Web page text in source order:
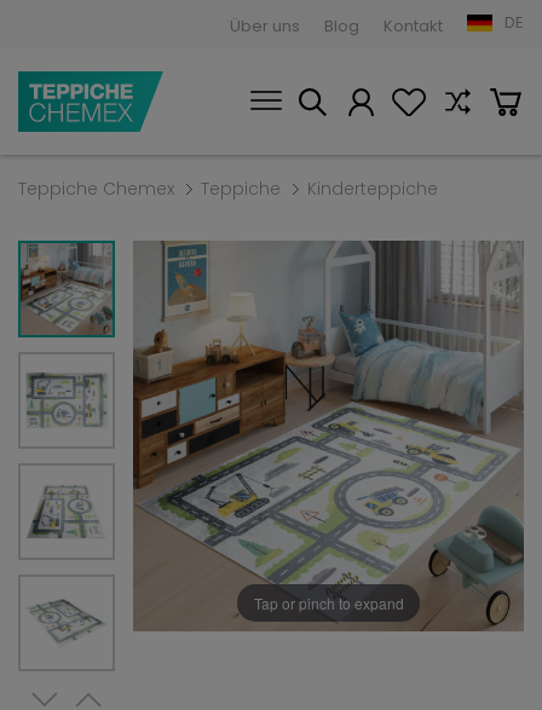
Über uns Blog Kontakt DE
Teppiche Chemex Teppiche Kinderteppiche
Tap or pinch to expand